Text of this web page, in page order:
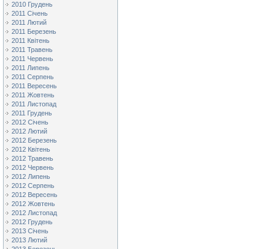
2010 Грудень
2011 Січень
2011 Лютий
2011 Березень
2011 Квітень
2011 Травень
2011 Червень
2011 Липень
2011 Серпень
2011 Вересень
2011 Жовтень
2011 Листопад
2011 Грудень
2012 Січень
2012 Лютий
2012 Березень
2012 Квітень
2012 Травень
2012 Червень
2012 Липень
2012 Серпень
2012 Вересень
2012 Жовтень
2012 Листопад
2012 Грудень
2013 Січень
2013 Лютий